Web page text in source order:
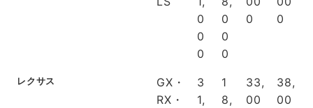
0
0
0
0
0
0
0
0
レクサス
GX・
RX・
3
1,
1
8,
33,
00
38,
00